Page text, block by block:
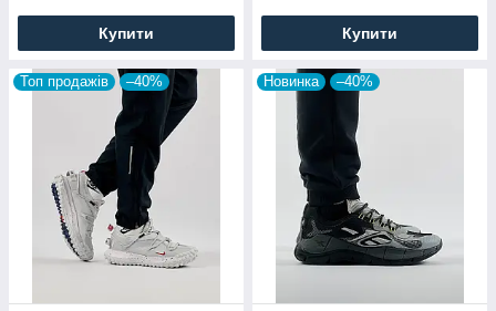
Купити Купити
Топ продажів –40% Новинка –40%